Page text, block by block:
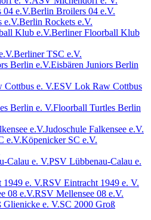
Berlin Broilers 04 e.V.
Berlin Rockets e.V.
Berliner Floorball Klub
Berliner TSC e.V.
Eisbären Juniors Berlin
ESV Lok Raw Cottbus
Floorball Turtles Berlin
Judoschule Falkensee e.V.
Köpenicker SC e.V.
PSV Lübbenau-Calau e.
RSV Eintracht 1949 e. V.
RSV Mellensee 08 e.V.
SC 2000 Groß